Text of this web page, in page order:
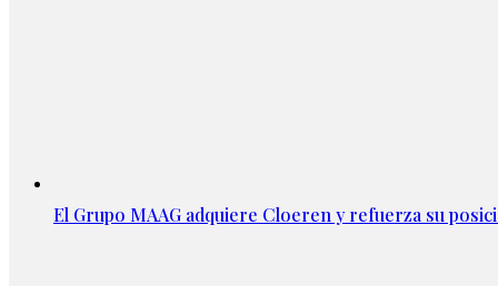
El Grupo MAAG adquiere Cloeren y refuerza su